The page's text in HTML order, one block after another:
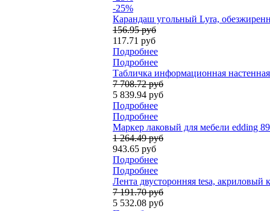
-25%
Карандаш угольный Lyra,
156.95 руб
117.71 руб
Подробнее
Подробнее
Табличка информационная
7 708.72 руб
5 839.94 руб
Подробнее
Подробнее
Маркер лаковый для мебели edding
1 264.49 руб
943.65 руб
Подробнее
Подробнее
Лента двусторонняя tesa,
7 191.70 руб
5 532.08 руб